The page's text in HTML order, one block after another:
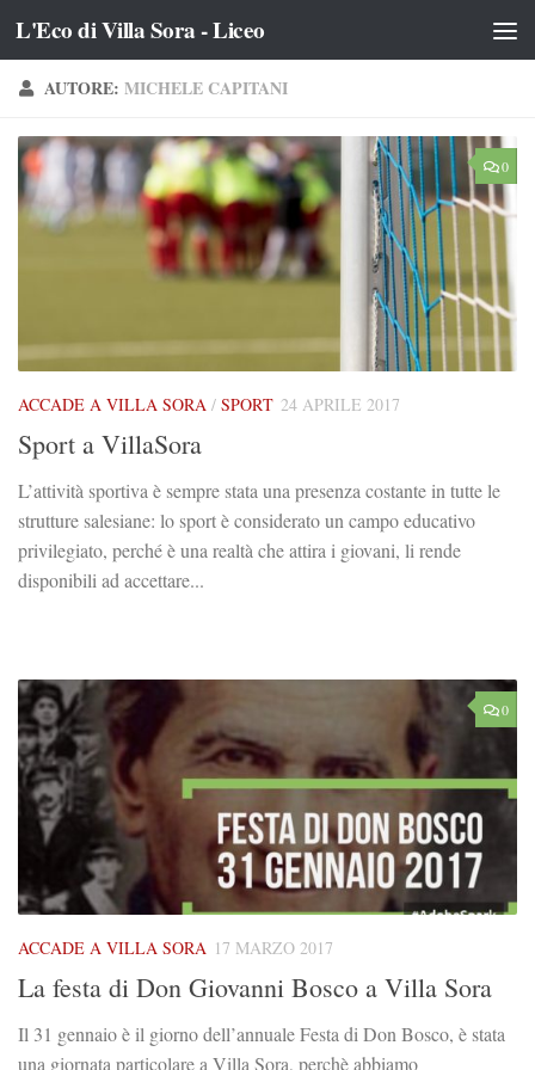
Salta al contenuto
L'Eco di Villa Sora - Liceo
AUTORE: MICHELE CAPITANI
0
ACCADE A VILLA SORA / SPORT 24 APRILE 2017
Sport a VillaSora
L’attività sportiva è sempre stata una presenza costante in tutte le
strutture salesiane: lo sport è considerato un campo educativo
privilegiato, perché è una realtà che attira i giovani, li rende
disponibili ad accettare...
0
ACCADE A VILLA SORA 17 MARZO 2017
La festa di Don Giovanni Bosco a Villa Sora
Il 31 gennaio è il giorno dell’annuale Festa di Don Bosco, è stata
una giornata particolare a Villa Sora, perchè abbiamo